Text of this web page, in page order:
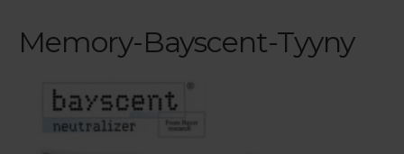
Yleiset ehdot
Memory-Bayscent-Tyyny